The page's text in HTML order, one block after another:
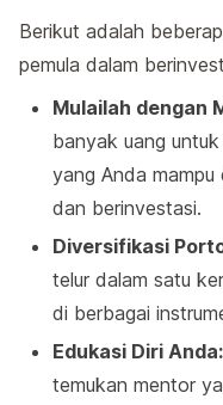
Berikut adalah
pemula dalam
Mulailah dengan
banyak uang
yang Anda
dan berinvestasi.
Diversifikasi
telur dalam satu
di berbagai
Edukasi Diri Anda:
temukan mentor